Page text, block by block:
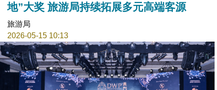
地”大奖 旅游局持续拓展多元高端客源
旅游局
2026-05-15 10:13